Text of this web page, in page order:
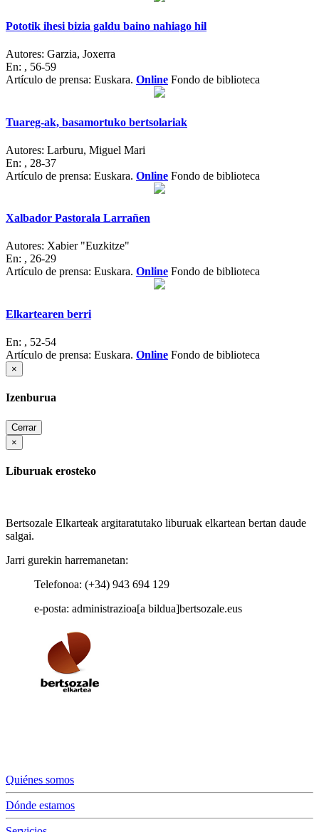
Pototik ihesi bizia galdu baino nahiago hil
Autores: Garzia, Joxerra
En: , 56-59
Artículo de prensa: Euskara. Online Fondo de biblioteca
Tuareg-ak, basamortuko bertsolariak
Autores: Larburu, Miguel Mari
En: , 28-37
Artículo de prensa: Euskara. Online Fondo de biblioteca
Xalbador Pastorala Larrañen
Autores: Xabier "Euzkitze"
En: , 26-29
Artículo de prensa: Euskara. Online Fondo de biblioteca
Elkartearen berri
En: , 52-54
Artículo de prensa: Euskara. Online Fondo de biblioteca
×
Izenburua
Cerrar
×
Liburuak erosteko
Bertsozale Elkarteak argitaratutako liburuak elkartean bertan daude
salgai.
Jarri gurekin harremanetan:
Telefonoa: (+34) 943 694 129
e-posta: administrazioa[a bildua]bertsozale.eus
Quiénes somos
Dónde estamos